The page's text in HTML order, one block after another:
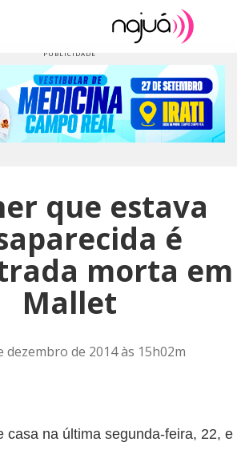
que estava
é
morta em
Mallet
dezembro de 2014 às 15h02m
casa na última segunda-feira, 22, e